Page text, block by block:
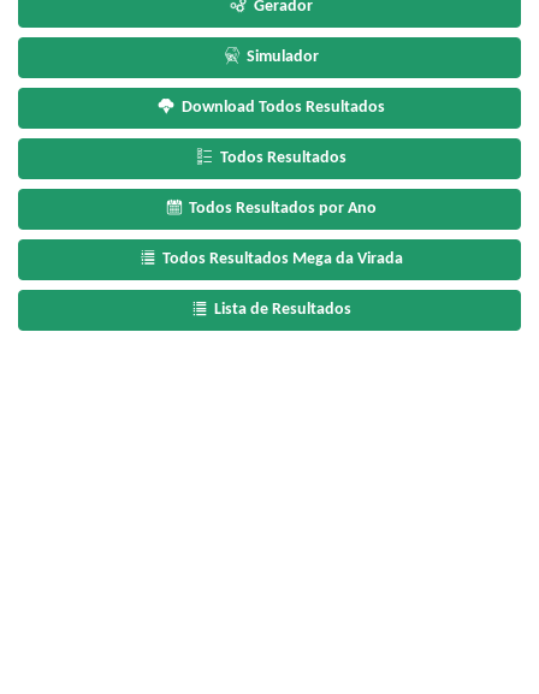
Gerador
Simulador
Download Todos Resultados
Todos Resultados
Todos Resultados por Ano
Todos Resultados Mega da Virada
Lista de Resultados